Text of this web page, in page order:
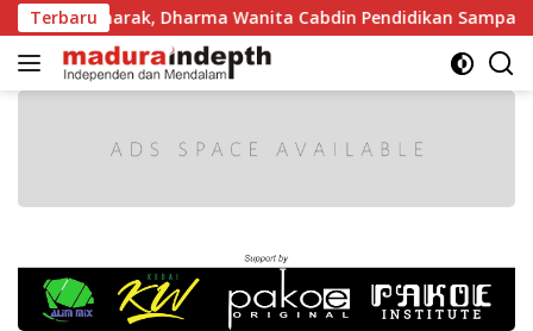
Langsung
ke
konten
Terbaru
Semarak, Dharma Wanita Cabdin Pendidikan Sampang Adu